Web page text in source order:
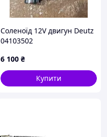
Соленоїд 12V двигун Deutz
04103502
6 100 ₴
Купити